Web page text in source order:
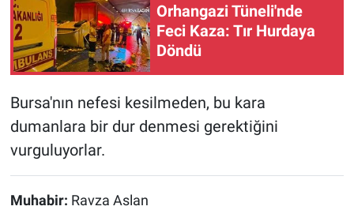
Orhangazi Tüneli'nde
Feci Kaza: Tır Hurdaya
Döndü
Bursa'nın nefesi kesilmeden, bu kara
dumanlara bir dur denmesi gerektiğini
vurguluyorlar.
Muhabir: Ravza Aslan